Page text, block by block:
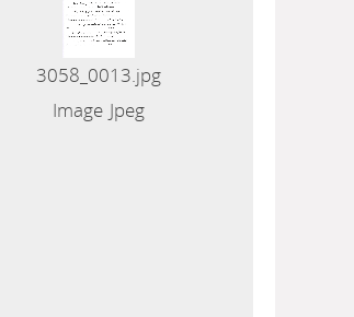
3058_0013.jpg
Image Jpeg